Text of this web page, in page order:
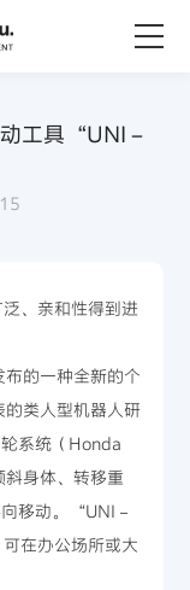
工具“UNI－
、亲和性得到进
的一种全新的个
类人型机器人研
系统（Honda
身体、转移重
移动。“UNI－
在办公场所或大